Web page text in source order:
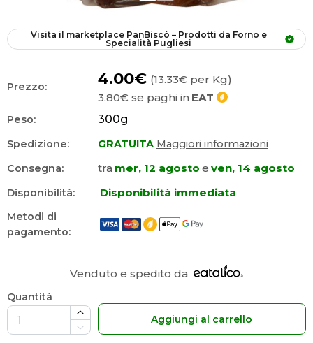
Visita il marketplace PanBiscò – Prodotti da Forno e
Specialità Pugliesi
Prezzo: 4.00€ (13.33€ per Kg)
3.80€ se paghi in EAT
Peso: 300g
Spedizione: GRATUITA Maggiori informazioni
Consegna:
tra mer, 12 agosto e ven, 14 agosto
Disponibilità: Disponibilità immediata
Metodi di
pagamento:
Venduto e spedito da
Quantità
Aggiungi al carrello